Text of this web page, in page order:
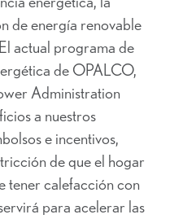
de energía renovable
actual programa de
de OPALCO,
Administration
a nuestros
e incentivos,
de que el hogar
tener calefacción con
para acelerar las